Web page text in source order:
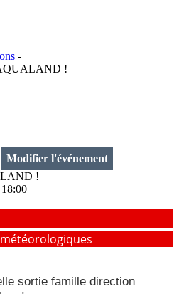
-
!
Modifier l'événement
!
sortie famille direction